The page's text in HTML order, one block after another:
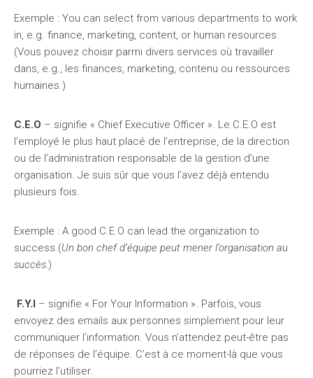
Exemple : You can select from various departments to work
in, e.g. finance, marketing, content, or human resources.
(Vous pouvez choisir parmi divers services où travailler
dans, e.g., les finances, marketing, contenu ou ressources
humaines.)
C.E.O – signifie « Chief Executive Officer ». Le C.E.O est
l’employé le plus haut placé de l’entreprise, de la direction
ou de l’administration responsable de la gestion d’une
organisation. Je suis sûr que vous l’avez déjà entendu
plusieurs fois.
Exemple : A good C.E.O can lead the organization to
success.(Un bon chef d’équipe peut mener l’organisation au
succès.)
F.Y.I – signifie « For Your Information ». Parfois, vous
envoyez des emails aux personnes simplement pour leur
communiquer l’information. Vous n’attendez peut-être pas
de réponses de l’équipe. C’est à ce moment-là que vous
pourriez l’utiliser.